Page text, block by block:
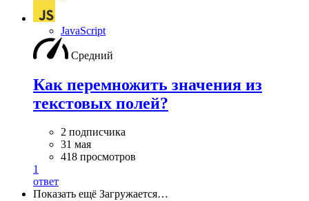
JavaScript
Средний
Как перемножить значения из
текстовых полей?
2 подписчика
31 мая
418 просмотров
1
ответ
Показать ещё Загружается…